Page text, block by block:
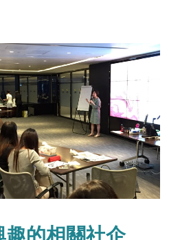
的相關社企